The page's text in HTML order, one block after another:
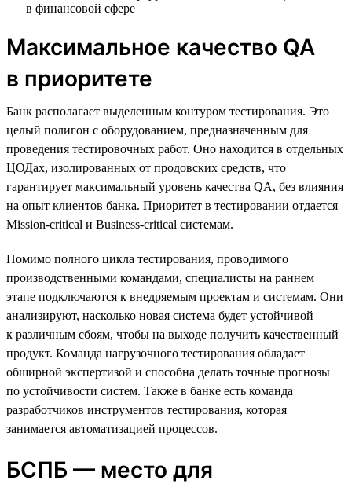
Максимальное качество QA
в приоритете
Банк располагает выделенным контуром тестирования. Это
целый полигон с оборудованием, предназначенным для
проведения тестировочных работ. Оно находится в отдельных
ЦОДах, изолированных от продовских средств, что
гарантирует максимальный уровень качества QA, без влияния
на опыт клиентов банка. Приоритет в тестировании отдается
Mission-critical и Business-critical системам.
Помимо полного цикла тестирования, проводимого
производственными командами, специалисты на раннем
этапе подключаются к внедряемым проектам и системам. Они
анализируют, насколько новая система будет устойчивой
к различным сбоям, чтобы на выходе получить качественный
продукт. Команда нагрузочного тестирования обладает
обширной экспертизой и способна делать точные прогнозы
по устойчивости систем. Также в банке есть команда
разработчиков инструментов тестирования, которая
занимается автоматизацией процессов.
БСПБ — место для